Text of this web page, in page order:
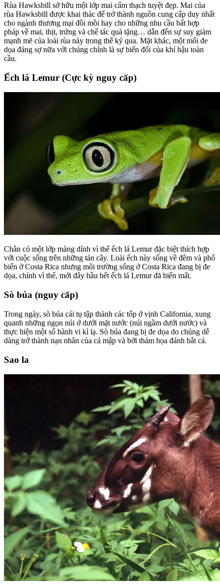
Rùa Hawksbill sở hữu một lớp mai cẩm thạch tuyệt đẹp. Mai của
rùa Hawksbill được khai thác để trở thành nguồn cung cấp duy nhất
cho ngành thương mại đồi mồi hay cho những nhu cầu bất hợp
pháp về mai, thịt, trứng và chế tác quà tặng… dẫn đến sự suy giảm
mạnh mẽ của loài rùa này trong thế kỷ qua. Mặt khác, một mối đe
dọa đáng sợ nữa với chúng chính là sự biến đổi của khí hậu toàn
cầu.
Ếch lá Lemur (Cực kỳ nguy cấp)
Chân có một lớp màng dính vì thế ếch lá Lemur đặc biệt thích hợp
với cuộc sống trên những tán cây. Loài ếch này sống về đêm và phổ
biến ở Costa Rica nhưng môi trường sống ở Costa Rica đang bị đe
dọa, chính vì thế, mới đây hầu hết ếch lá Lemur đã biến mất.
Sò búa (nguy cấp)
Trong ngày, sò búa cái tụ tập thành các tốp ở vịnh California, xung
quanh những ngọn núi ở dưới mặt nước (núi ngầm dưới nước) và
thực hiện một số hành vi kì lạ. Sò búa đang bị đe dọa do chúng dễ
dàng trở thành nạn nhân của cá mập và bởi thảm họa đánh bắt cá.
Sao la